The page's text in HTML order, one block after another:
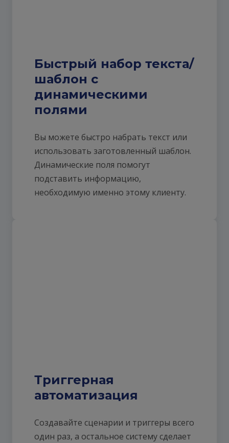
Быстрый набор текста/
шаблон с
динамическими
полями
Вы можете быстро набрать текст или
использовать заготовленный шаблон.
Динамические поля помогут
подставить информацию,
необходимую именно этому клиенту.
Триггерная
автоматизация
Создавайте сценарии и триггеры всего
один раз, а остальное систему сделает